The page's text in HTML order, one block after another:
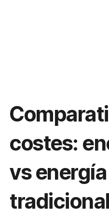
costes:
vs energía
tradicional